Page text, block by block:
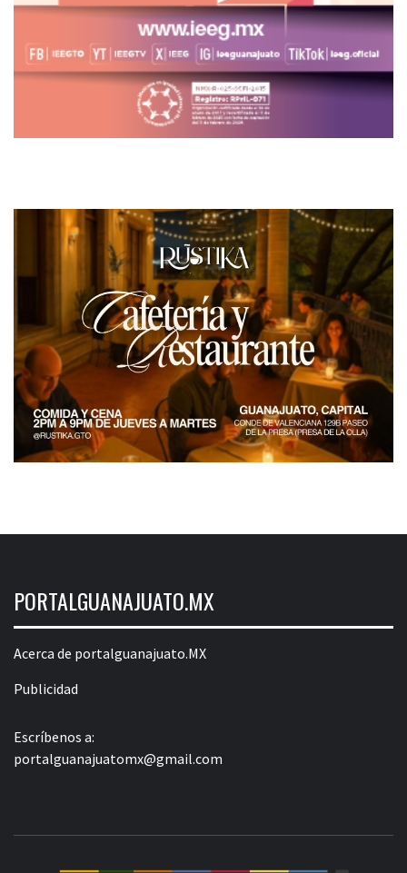
PORTALGUANAJUATO.MX
Acerca de portalguanajuato.MX
Publicidad
Escríbenos a:
portalguanajuatomx@gmail.com